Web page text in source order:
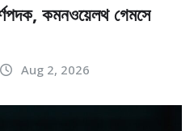
কমনওয়েলথ গেমসে
Aug 2, 2026